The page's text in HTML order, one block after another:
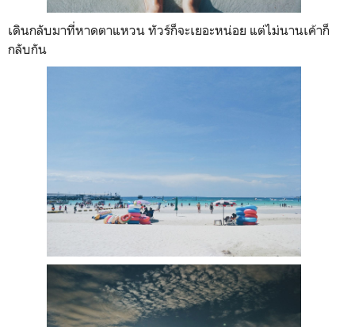
เดินกลับมาที่หาดตาแหวน ทัวร์ก็จะเยอะหน่อย แต่ไม่นานเค้าก็
กลับกัน